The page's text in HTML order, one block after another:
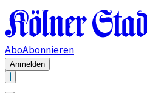
AboAbonnieren
Anmelden